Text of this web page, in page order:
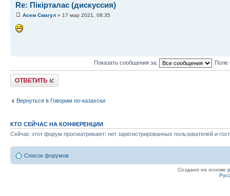
Re: Пікірталас (дискуссия)
Асем Смагул » 17 мар 2021, 08:35
Показать сообщения за: Поле
Ответить
Вернуться в Говорим по-казахски
КТО СЕЙЧАС НА КОНФЕРЕНЦИИ
Сейчас этот форум просматривают: нет зарегистрированных пользователей и
Список форумов
Создано на основе